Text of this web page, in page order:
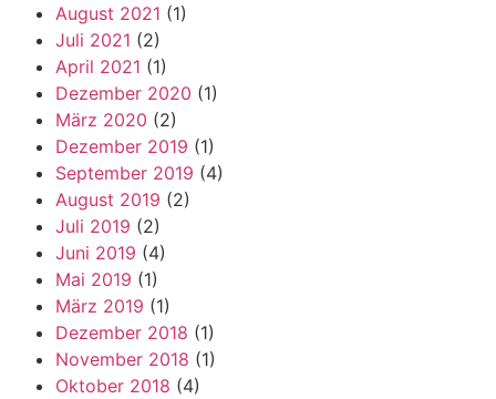
August 2021 (1)
Juli 2021 (2)
April 2021 (1)
Dezember 2020 (1)
März 2020 (2)
Dezember 2019 (1)
September 2019 (4)
August 2019 (2)
Juli 2019 (2)
Juni 2019 (4)
Mai 2019 (1)
März 2019 (1)
Dezember 2018 (1)
November 2018 (1)
Oktober 2018 (4)